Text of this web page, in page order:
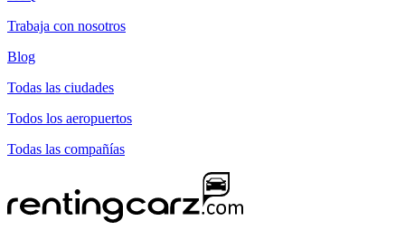
Trabaja con nosotros
Blog
Todas las ciudades
Todos los aeropuertos
Todas las compañías